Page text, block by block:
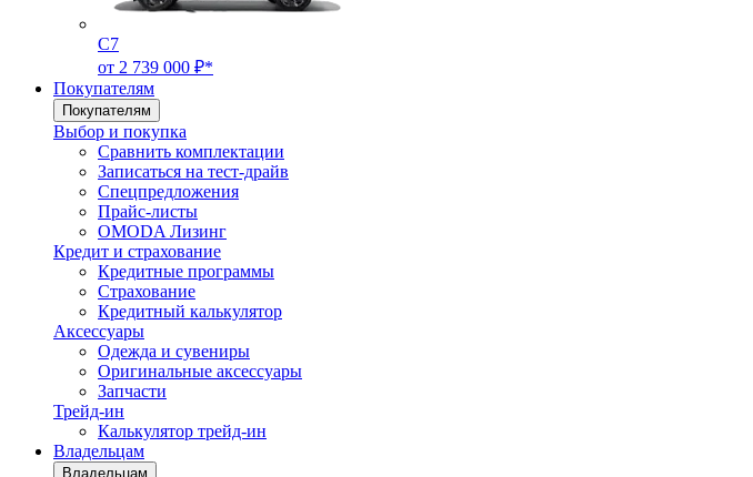
C7
от 2 739 000 ₽*
Покупателям
Покупателям
Выбор и покупка
Сравнить комплектации
Записаться на тест-драйв
Cпецпредложения
Прайс-листы
OMODA Лизинг
Кредит и страхование
Кредитные программы
Страхование
Кредитный калькулятор
Аксессуары
Одежда и сувениры
Оригинальные аксессуары
Запчасти
Трейд-ин
Калькулятор трейд-ин
Владельцам
Владельцам